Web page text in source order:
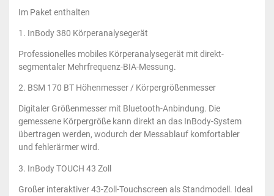
Im Paket enthalten
1. InBody 380 Körperanalysegerät
Professionelles mobiles Körperanalysegerät mit direkt-
segmentaler Mehrfrequenz-BIA-Messung.
2. BSM 170 BT Höhenmesser / Körpergrößenmesser
Digitaler Größenmesser mit Bluetooth-Anbindung. Die
gemessene Körpergröße kann direkt an das InBody-System
übertragen werden, wodurch der Messablauf komfortabler
und fehlerärmer wird.
3. InBody TOUCH 43 Zoll
Großer interaktiver 43-Zoll-Touchscreen als Standmodell. Ideal